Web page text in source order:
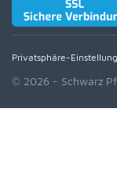
Privatsphäre-
© 2026 - Schwarz